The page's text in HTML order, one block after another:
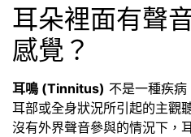
耳朵裡面有聲
感覺？
耳鳴 (Tinnitus) 不是一種疾
耳部或全身狀況所引起的主觀
沒有外界聲音參與的情況下，